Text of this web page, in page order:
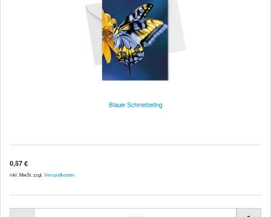
Blauer Schmetterling
0,57 €
inkl. MwSt. zzgl. Versandkosten